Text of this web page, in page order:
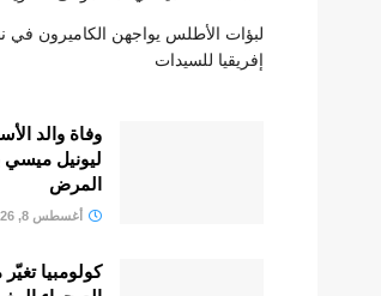
لبؤات الأطلس يواجهن الكاميرون
إفريقيا للسيدات
وفاة والد
ليونيل
المرض
أغسطس 8, 2026
كولومبيا